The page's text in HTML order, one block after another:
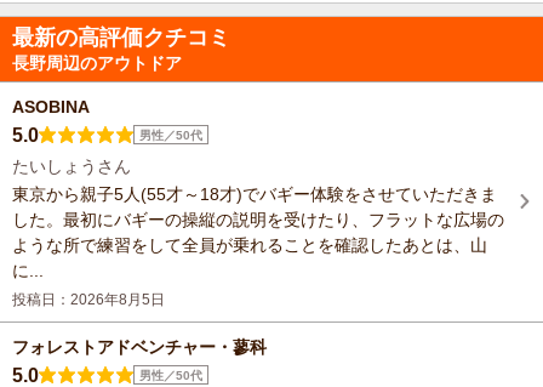
最新の高評価クチコミ
長野周辺のアウトドア
ASOBINA
5.0 男性／50代
たいしょうさん
東京から親子5人(55才～18才)でバギー体験をさせていただきま
した。最初にバギーの操縦の説明を受けたり、フラットな広場の
ような所で練習をして全員が乗れることを確認したあとは、山
に...
投稿日：2026年8月5日
フォレストアドベンチャー・蓼科
5.0 男性／50代